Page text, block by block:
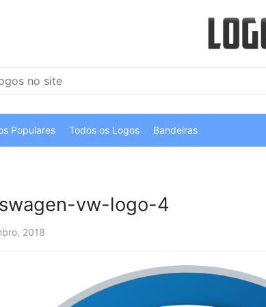
Populares Todos os Logos Bandeiras
vw-logo-4
2018